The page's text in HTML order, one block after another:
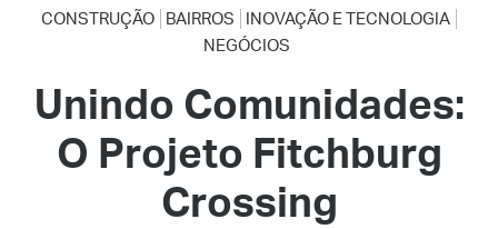
CONSTRUÇÃO BAIRROS
INOVAÇÃO E TECNOLOGIA
NEGÓCIOS
Unindo Comunidades:
O Projeto Fitchburg
Crossing